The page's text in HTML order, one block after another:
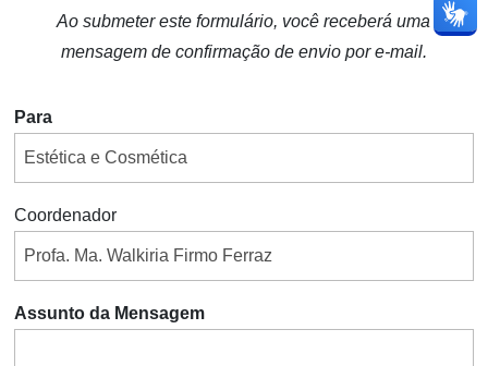
Ao submeter este formulário, você receberá uma
mensagem de confirmação de envio por e-mail.
Para
Coordenador
Assunto da Mensagem